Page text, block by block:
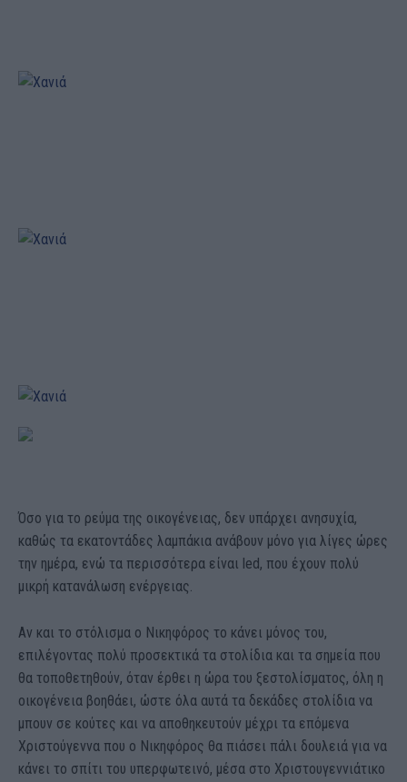
Όσο για το ρεύμα της οικογένειας, δεν υπάρχει ανησυχία,
καθώς τα εκατοντάδες λαμπάκια ανάβουν μόνο για λίγες ώρες
την ημέρα, ενώ τα περισσότερα είναι led, που έχουν πολύ
μικρή κατανάλωση ενέργειας.
Αν και το στόλισμα ο Νικηφόρος το κάνει μόνος του,
επιλέγοντας πολύ προσεκτικά τα στολίδια και τα σημεία που
θα τοποθετηθούν, όταν έρθει η ώρα του ξεστολίσματος, όλη η
οικογένεια βοηθάει, ώστε όλα αυτά τα δεκάδες στολίδια να
μπουν σε κούτες και να αποθηκευτούν μέχρι τα επόμενα
Χριστούγεννα που ο Νικηφόρος θα πιάσει πάλι δουλειά για να
κάνει το σπίτι του υπερφωτεινό, μέσα στο Χριστουγεννιάτικο